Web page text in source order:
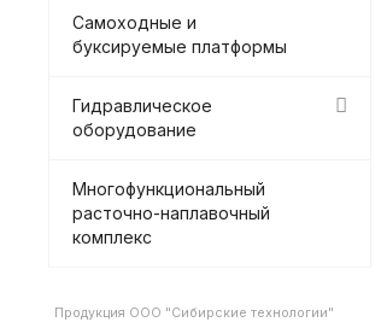
Самоходные и
буксируемые платформы
Гидравлическое
оборудование
Многофункциональный
расточно-наплавочный
комплекс
Продукция ООО "Сибирские технологии"